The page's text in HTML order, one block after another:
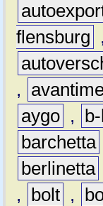
flensburg
,
,
aygo ,
barchetta
berlinetta
,
bolt ,